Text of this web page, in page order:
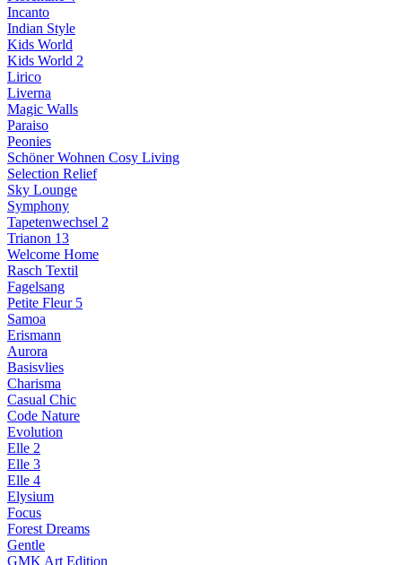
Incanto
Indian Style
Kids World
Kids World 2
Lirico
Liverna
Magic Walls
Paraiso
Peonies
Schöner Wohnen Cosy Living
Selection Relief
Sky Lounge
Symphony
Tapetenwechsel 2
Trianon 13
Welcome Home
Rasch Textil
Fagelsang
Petite Fleur 5
Samoa
Erismann
Aurora
Basisvlies
Charisma
Casual Chic
Code Nature
Evolution
Elle 2
Elle 3
Elle 4
Elysium
Focus
Forest Dreams
Gentle
GMK Art Edition